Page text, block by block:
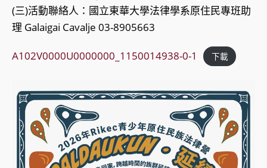
(三)活動聯絡人：國立東華大學法律學系原住民專班助
理 Galaigai Cavalje 03-8905663
A102V0000U0000000_1150014938-0-1 下載